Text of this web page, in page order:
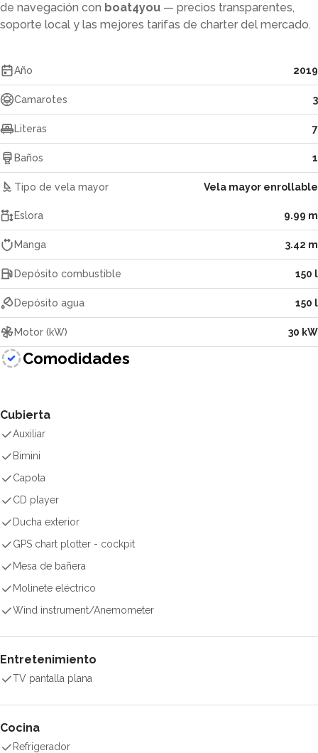
de navegación con boat4you — precios transparentes,
soporte local y las mejores tarifas de charter del mercado.
Año 2019
Camarotes 3
Literas 7
Baños 1
Tipo de vela mayor Vela mayor enrollable
Eslora 9.99 m
Manga 3.42 m
Depósito combustible 150 l
Depósito agua 150 l
Motor (kW) 30 kW
Comodidades
Cubierta
Auxiliar
Bimini
Capota
CD player
Ducha exterior
GPS chart plotter - cockpit
Mesa de bañera
Molinete eléctrico
Wind instrument/Anemometer
Entretenimiento
TV pantalla plana
Cocina
Refrigerador